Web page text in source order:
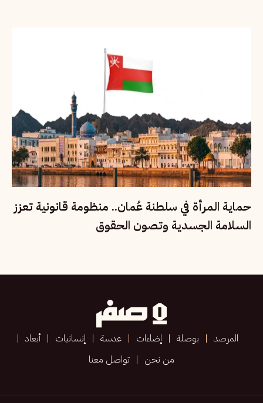
حماية المرأة في سلطنة عُمان.. منظومة قانونية تعزز
السلامة الجسدية وتصون الحقوق
المرصد بوصلة إضاءات عدسة إنسانيات
أبعاد
من نحن
تواصل معنا